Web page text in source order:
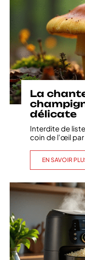
La
délicate
Interdite de
coin de l'œil par
EN SAVOIR